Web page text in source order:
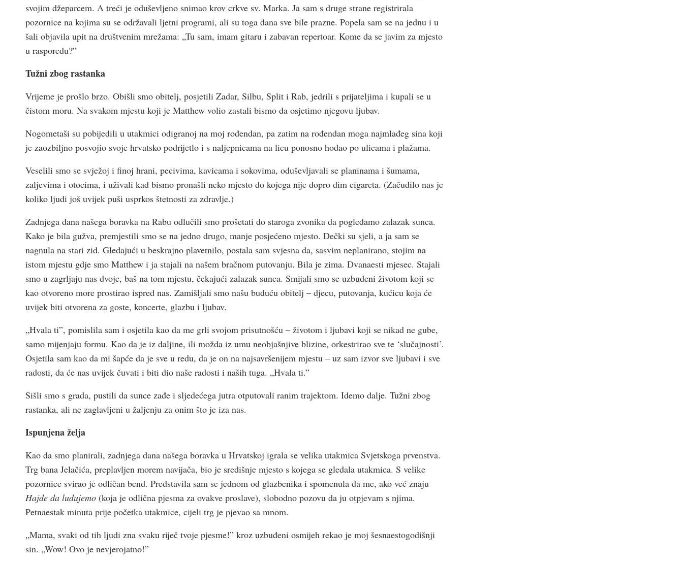
svojim džeparcem. A treći je oduševljeno snimao krov crkve sv. Marka. Ja sam s druge strane registrirala
pozornice na kojima su se održavali ljetni programi, ali su toga dana sve bile prazne. Popela sam se na jednu i u
šali objavila upit na društvenim mrežama: „Tu sam, imam gitaru i zabavan repertoar. Kome da se javim za mjesto
u rasporedu?”
Tužni zbog rastanka
Vrijeme je prošlo brzo. Obišli smo obitelj, posjetili Zadar, Silbu, Split i Rab, jedrili s prijateljima i kupali se u
čistom moru. Na svakom mjestu koji je Matthew volio zastali bismo da osjetimo njegovu ljubav.
Nogometaši su pobijedili u utakmici odigranoj na moj rođendan, pa zatim na rođendan moga najmlađeg sina koji
je zaozbiljno posvojio svoje hrvatsko podrijetlo i s naljepnicama na licu ponosno hodao po ulicama i plažama.
Veselili smo se svježoj i finoj hrani, pecivima, kavicama i sokovima, oduševljavali se planinama i šumama,
zaljevima i otocima, i uživali kad bismo pronašli neko mjesto do kojega nije dopro dim cigareta. (Začudilo nas je
koliko ljudi još uvijek puši usprkos štetnosti za zdravlje.)
Zadnjega dana našega boravka na Rabu odlučili smo prošetati do staroga zvonika da pogledamo zalazak sunca.
Kako je bila gužva, premjestili smo se na jedno drugo, manje posjećeno mjesto. Dečki su sjeli, a ja sam se
nagnula na stari zid. Gledajući u beskrajno plavetnilo, postala sam svjesna da, sasvim neplanirano, stojim na
istom mjestu gdje smo Matthew i ja stajali na našem bračnom putovanju. Bila je zima. Dvanaesti mjesec. Stajali
smo u zagrljaju nas dvoje, baš na tom mjestu, čekajući zalazak sunca. Smijali smo se uzbuđeni životom koji se
kao otvoreno more prostirao ispred nas. Zamišljali smo našu buduću obitelj – djecu, putovanja, kućicu koja će
uvijek biti otvorena za goste, koncerte, glazbu i ljubav.
„Hvala ti”, pomislila sam i osjetila kao da me grli svojom prisutnošću – životom i ljubavi koji se nikad ne gube,
samo mijenjaju formu. Kao da je iz daljine, ili možda iz umu neobjašnjive blizine, orkestrirao sve te ‘slučajnosti’.
Osjetila sam kao da mi šapće da je sve u redu, da je on na najsavršenijem mjestu – uz sam izvor sve ljubavi i sve
radosti, da će nas uvijek čuvati i biti dio naše radosti i naših tuga. „Hvala ti.”
Sišli smo s grada, pustili da sunce zađe i sljedećega jutra otputovali ranim trajektom. Idemo dalje. Tužni zbog
rastanka, ali ne zaglavljeni u žaljenju za onim što je iza nas.
Ispunjena želja
Kao da smo planirali, zadnjega dana našega boravka u Hrvatskoj igrala se velika utakmica Svjetskoga prvenstva.
Trg bana Jelačića, preplavljen morem navijača, bio je središnje mjesto s kojega se gledala utakmica. S velike
pozornice svirao je odličan bend. Predstavila sam se jednom od glazbenika i spomenula da me, ako već znaju
Hajde da ludujemo (koja je odlična pjesma za ovakve proslave), slobodno pozovu da ju otpjevam s njima.
Petnaestak minuta prije početka utakmice, cijeli trg je pjevao sa mnom.
„Mama, svaki od tih ljudi zna svaku riječ tvoje pjesme!” kroz uzbuđeni osmijeh rekao je moj šesnaestogodišnji
sin. „Wow! Ovo je nevjerojatno!”